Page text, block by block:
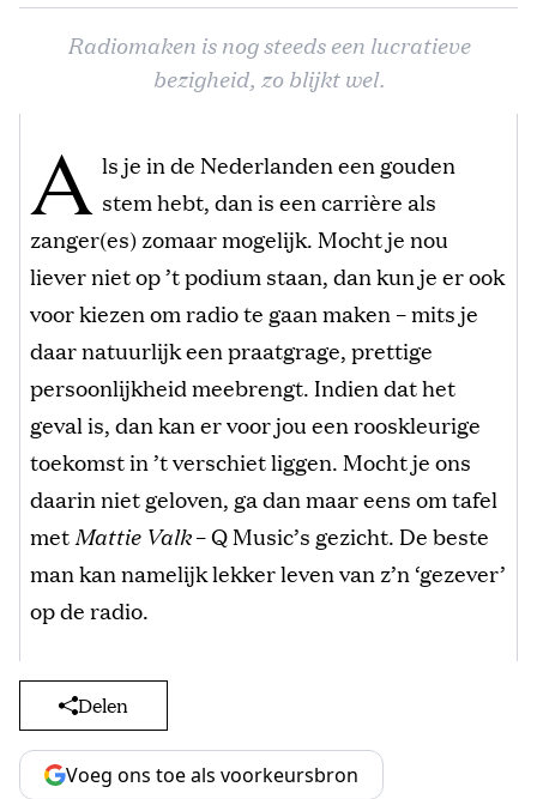
Radiomaken is nog steeds een lucratieve
bezigheid, zo blijkt wel.
A ls je in de Nederlanden een gouden
stem hebt, dan is een carrière als
zanger(es) zomaar mogelijk. Mocht je nou
liever niet op ’t podium staan, dan kun je er ook
voor kiezen om radio te gaan maken – mits je
daar natuurlijk een praatgrage, prettige
persoonlijkheid meebrengt. Indien dat het
geval is, dan kan er voor jou een rooskleurige
toekomst in ’t verschiet liggen. Mocht je ons
daarin niet geloven, ga dan maar eens om tafel
met Mattie Valk– Q Music’s gezicht. De beste
man kan namelijk lekker leven van z’n ‘gezever’
op de radio.
Delen
Voeg ons toe als voorkeursbron